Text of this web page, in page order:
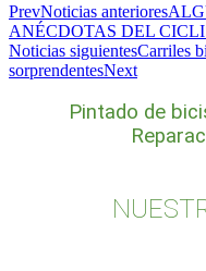
PrevNoticias anteriores
ANÉCDOTAS DEL
Noticias siguientesCarriles
sorprendentesNext
Pintado de